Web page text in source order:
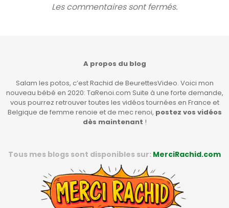
Les commentaires sont fermés.
A propos du blog
Salam les potos, c’est Rachid de BeurettesVideo. Voici mon
nouveau bébé en 2020: TaRenoi.com Suite à une forte demande,
vous pourrez retrouver toutes les vidéos tournées en France et
Belgique de femme renoie et de mec renoi, postez vos vidéos
dès maintenant !
Tous mes blogs sont disponibles sur: MerciRachid.com